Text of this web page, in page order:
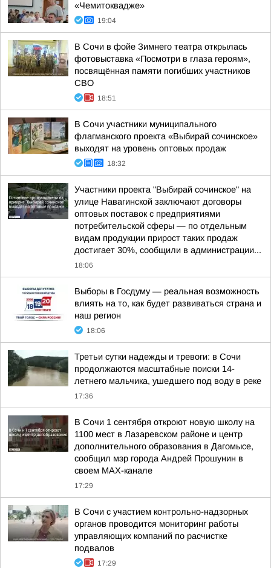
«Чемитоквадже»
19:04
В Сочи в фойе Зимнего театра открылась
фотовыставка «Посмотри в глаза героям»,
посвящённая памяти погибших участников
СВО
18:51
В Сочи участники муниципального
флагманского проекта «Выбирай сочинское»
выходят на уровень оптовых продаж
18:32
Участники проекта "Выбирай сочинское" на
улице Навагинской заключают договоры
оптовых поставок с предприятиями
потребительской сферы — по отдельным
видам продукции прирост таких продаж
достигает 30%, сообщили в администрации...
18:06
Выборы в Госдуму — реальная возможность
влиять на то, как будет развиваться страна и
наш регион
18:06
Третьи сутки надежды и тревоги: в Сочи
продолжаются масштабные поиски 14-
летнего мальчика, ушедшего под воду в реке
17:36
В Сочи 1 сентября откроют новую школу на
1100 мест в Лазаревском районе и центр
дополнительного образования в Дагомысе,
сообщил мэр города Андрей Прошунин в
своем MAX-канале
17:29
В Сочи с участием контрольно-надзорных
органов проводится мониторинг работы
управляющих компаний по расчистке
подвалов
17:29